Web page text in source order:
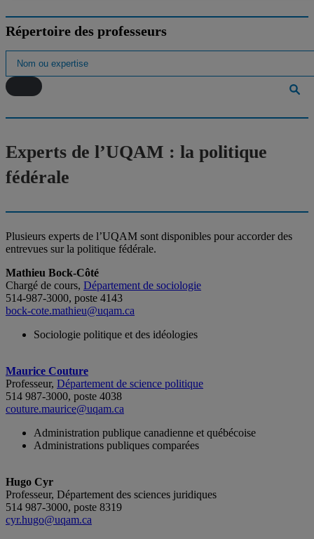
Répertoire des professeurs
Experts de l’UQAM : la politique
fédérale
Plusieurs experts de l’UQAM sont disponibles pour accorder des
entrevues sur la politique fédérale.
Mathieu Bock-Côté
Chargé de cours, Département de sociologie
514-987-3000, poste 4143
bock-cote.mathieu@uqam.ca
Sociologie politique et des idéologies
Maurice Couture
Professeur, Département de science politique
514 987-3000, poste 4038
couture.maurice@uqam.ca
Administration publique canadienne et québécoise
Administrations publiques comparées
Hugo Cyr
Professeur, Département des sciences juridiques
514 987-3000, poste 8319
cyr.hugo@uqam.ca